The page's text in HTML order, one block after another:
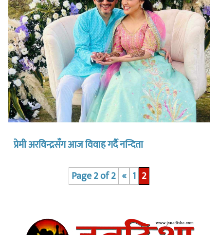
प्रेमी अरविन्द्रसँग आज विवाह गर्दै नन्दिता
Page 2 of 2 « 1 2